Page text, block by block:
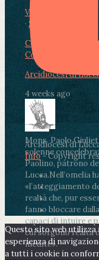
View on Facebook
· Share
Condividi su
Condividi su
Arcidiocesi di
4 weeks ago
Mons. Paolo
solenne
Paolino, patrono
Lucca.Nell’omelia
«l’atteggiamento
realtà che, pur
fanno bloccare
capaci di intuire e
cui sorgono realtà
inedite».
Arcidiocesi di
Info- Copyright
Questo sito web utilizza
esperienza di
a tutti i cookie in